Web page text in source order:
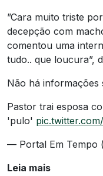
”Cara muito triste
decepção com
comentou uma
tudo.. que loucura”,
Não há informações
Pastor trai esposa
'pulo'
— Portal Em Tempo
Leia mais